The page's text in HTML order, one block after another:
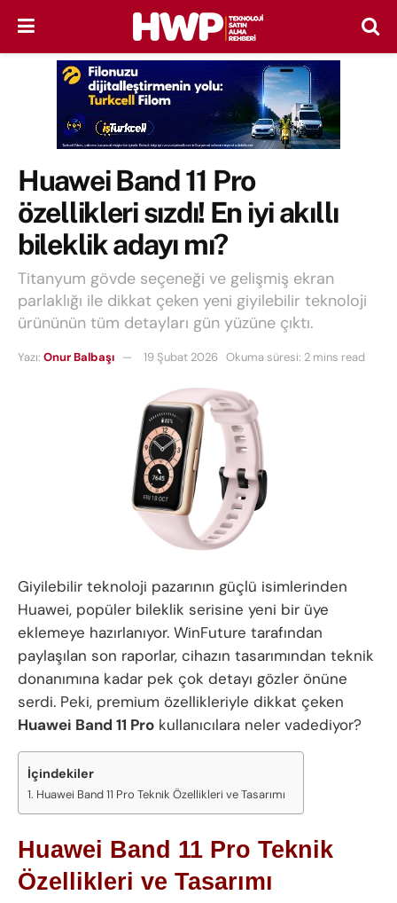
Huawei Band 11 Pro
özellikleri sızdı! En iyi akıllı
bileklik adayı mı?
Titanyum gövde seçeneği ve gelişmiş ekran
parlaklığı ile dikkat çeken yeni giyilebilir teknoloji
ürününün tüm detayları gün yüzüne çıktı.
Yazı: Onur Balbaşı 19 Şubat 2026 Okuma süresi: 2 mins read
Giyilebilir teknoloji pazarının güçlü isimlerinden
Huawei, popüler bileklik serisine yeni bir üye
eklemeye hazırlanıyor. WinFuture tarafından
paylaşılan son raporlar, cihazın tasarımından teknik
donanımına kadar pek çok detayı gözler önüne
serdi. Peki, premium özellikleriyle dikkat çeken
Huawei Band 11 Pro kullanıcılara neler vadediyor?
İçindekiler
Huawei Band 11 Pro Teknik Özellikleri ve Tasarımı
Huawei Band 11 Pro Teknik
Özellikleri ve Tasarımı